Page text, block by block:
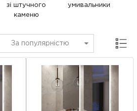
зі штучного
каменю
умивальники
За популярністю Сітка